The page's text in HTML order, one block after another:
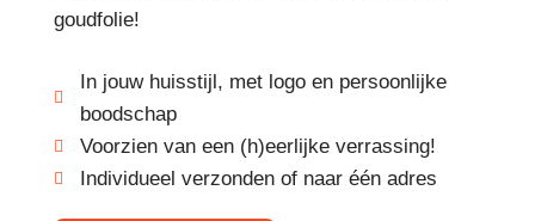
goudfolie!
In jouw huisstijl, met logo en persoonlijke
boodschap
Voorzien van een (h)eerlijke verrassing!
Individueel verzonden of naar één adres